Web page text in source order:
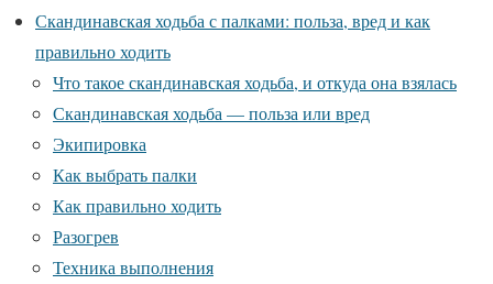
Скандинавская ходьба с палками: польза, вред и как
правильно ходить
Что такое скандинавская ходьба, и откуда она взялась
Скандинавская ходьба — польза или вред
Экипировка
Как выбрать палки
Как правильно ходить
Разогрев
Техника выполнения